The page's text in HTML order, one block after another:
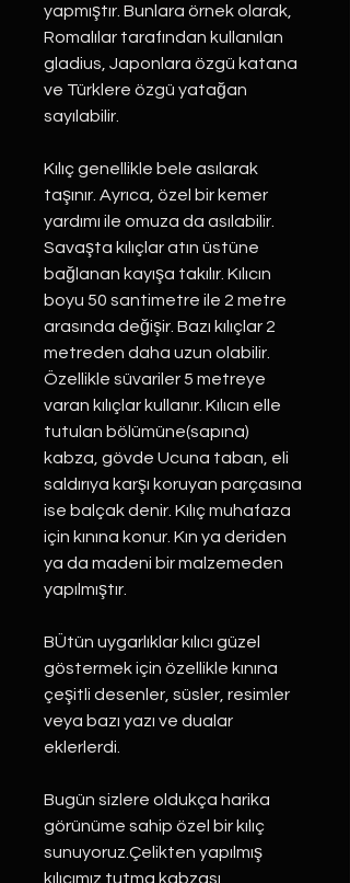
yapmıştır. Bunlara örnek olarak,
Romalılar tarafından kullanılan
gladius, Japonlara özgü katana
ve Türklere özgü yatağan
sayılabilir.
Kılıç genellikle bele asılarak
taşınır. Ayrıca, özel bir kemer
yardımı ile omuza da asılabilir.
Savaşta kılıçlar atın üstüne
bağlanan kayışa takılır. Kılıcın
boyu 50 santimetre ile 2 metre
arasında değişir. Bazı kılıçlar 2
metreden daha uzun olabilir.
Özellikle süvariler 5 metreye
varan kılıçlar kullanır. Kılıcın elle
tutulan bölümüne(sapına)
kabza, gövde Ucuna taban, eli
saldırıya karşı koruyan parçasına
ise balçak denir. Kılıç muhafaza
için kınına konur. Kın ya deriden
ya da madeni bir malzemeden
yapılmıştır.
BÜtün uygarlıklar kılıcı güzel
göstermek için özellikle kınına
çeşitli desenler, süsler, resimler
veya bazı yazı ve dualar
eklerlerdi.
Bugün sizlere oldukça harika
görünüme sahip özel bir kılıç
sunuyoruz.Çelikten yapılmış
kılıcımız tutma kabzası